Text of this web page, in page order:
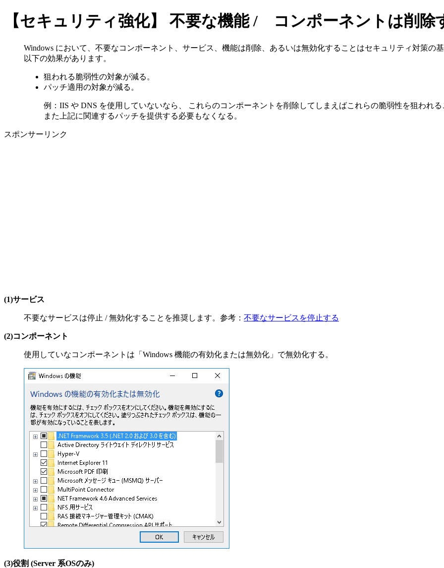
【セキュリティ強化】 不要な機能 / コンポーネントは削除
Windows において、不要なコンポーネント、サービス、機能は削除、あるいは無効化することはセキュリティ対策の基
以下の効果があります。
狙われる脆弱性の対象が減る。
パッチ適用の対象が減る。
例：IIS や DNS を使用していないなら、 これらのコンポーネントを削除してしまえばこれらの脆弱性を狙われる
また上記に関連するパッチを提供する必要もなくなる。
スポンサーリンク
(1)サービス
不要なサービスは停止 / 無効化することを推奨します。参考： 不要なサービスを停止する
(2)コンポーネント
使用していなコンポーネントは「Windows 機能の有効化または無効化」で無効化する。
(3)役割 (Server 系OSのみ)